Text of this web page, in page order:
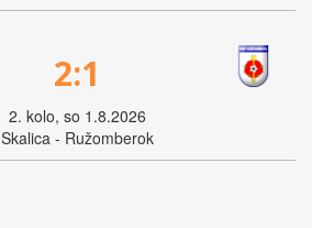
2:1
2. kolo, so 1.8.2026
Skalica - Ružomberok